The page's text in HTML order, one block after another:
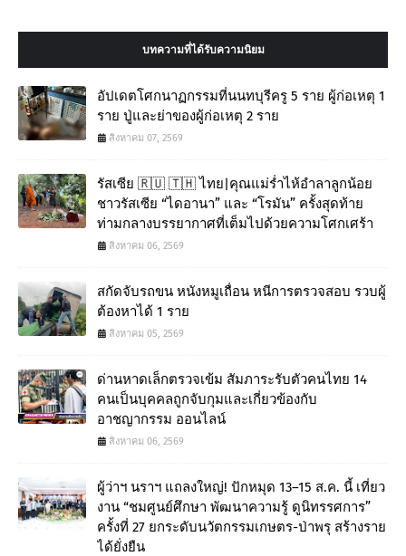
บทความที่ได้รับความนิยม
อัปเดตโศกนาฏกรรมที่นนทบุรีครู 5 ราย ผู้ก่อเหตุ 1
ราย ปู่และย่าของผู้ก่อเหตุ 2 ราย
สิงหาคม 07, 2569
รัสเซีย 🇷🇺 🇹🇭 ไทย|คุณแม่ร่ำไห้อำลาลูกน้อย
ชาวรัสเซีย “ไดอานา” และ “โรมัน” ครั้งสุดท้าย
ท่ามกลางบรรยากาศที่เต็มไปด้วยความโศกเศร้า
สิงหาคม 06, 2569
สกัดจับรถขน หนังหมูเถื่อน หนีการตรวจสอบ รวบผู้
ต้องหาได้ 1 ราย
สิงหาคม 05, 2569
ด่านหาดเล็กตรวจเข้ม สัมภาระรับตัวคนไทย 14
คนเป็นบุคคลถูกจับกุมและเกี่ยวข้องกับ
อาชญากรรม ออนไลน์
สิงหาคม 06, 2569
ผู้ว่าฯ นราฯ แถลงใหญ่! ปักหมุด 13–15 ส.ค. นี้ เที่ยว
งาน “ชมศูนย์ศึกษา พัฒนาความรู้ ดูนิทรรศการ”
ครั้งที่ 27 ยกระดับนวัตกรรมเกษตร-ป่าพรุ สร้างราย
ได้ยั่งยืน